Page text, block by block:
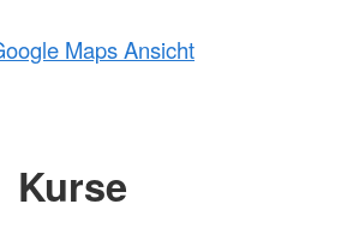
Maps Ansicht
Kurse